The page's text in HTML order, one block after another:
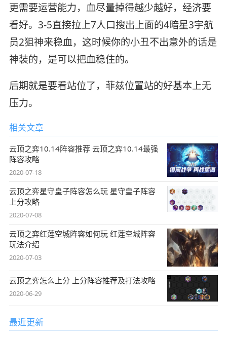
更需要运营能力，血尽量掉得越少越好，经济要
看好。3-5直接拉上7人口搜出上面的4暗星3宇航
员2狙神来稳血，这时候你的小丑不出意外的话是
神装的，是可以把血稳住的。
后期就是要看站位了，菲兹位置站的好基本上无
压力。
相关文章
云顶之弈10.14阵容推荐 云顶之弈10.14最强
阵容攻略
2020-07-18
云顶之弈星守皇子阵容怎么玩 星守皇子阵容
上分攻略
2020-07-08
云顶之弈红莲空城阵容如何玩 红莲空城阵容
玩法介绍
2020-07-03
云顶之弈怎么上分 上分阵容推荐及打法攻略
2020-06-29
最近更新